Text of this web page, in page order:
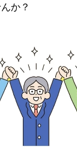
か？